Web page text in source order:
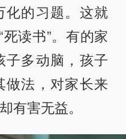
化的习题。这就
死读书”。有的家
子多动脑，孩子
做法，对家长来
有害无益。